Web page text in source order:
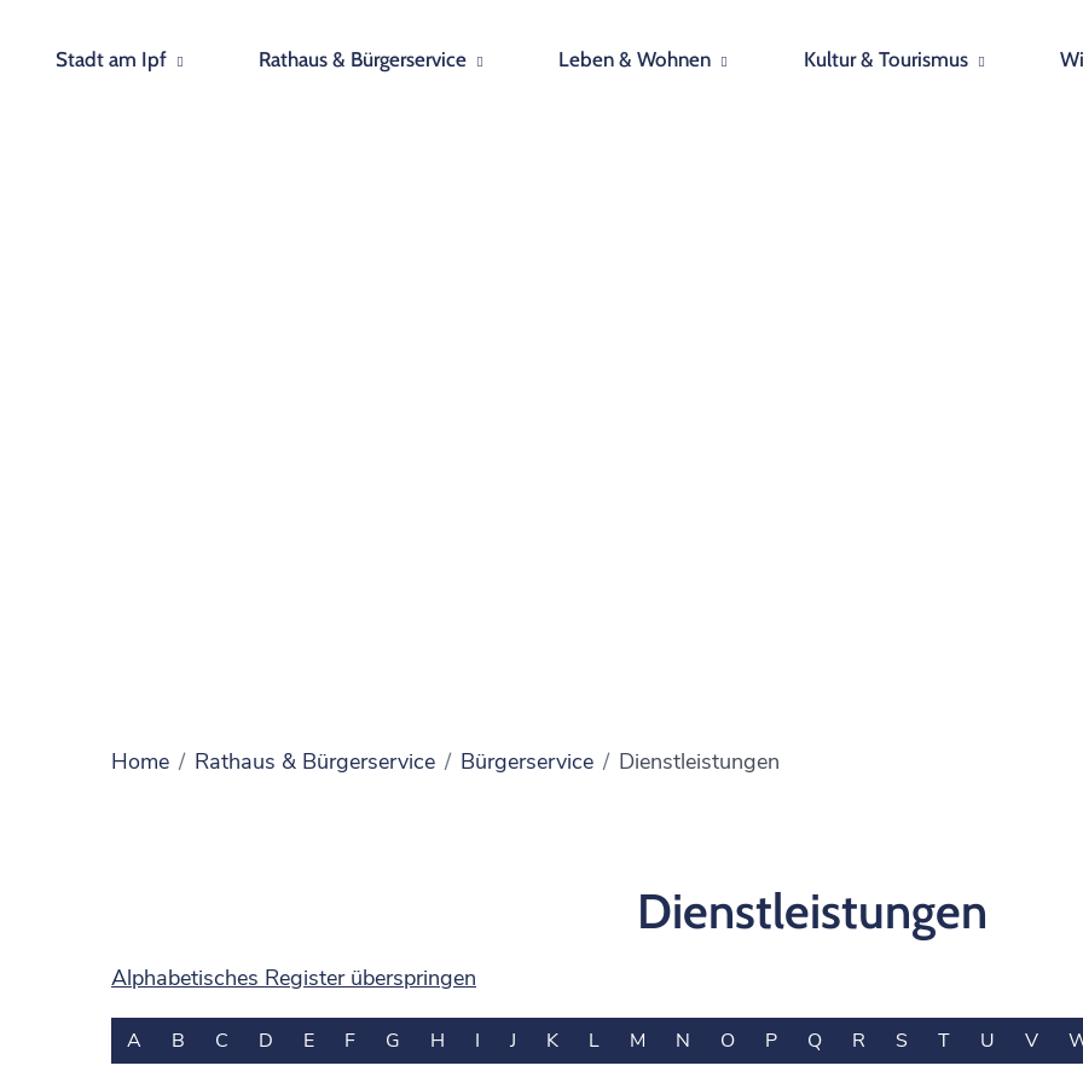
Stadt am Ipf Rathaus & Bürgerservice Leben & Wohnen Kultur & Tourismus
Home Rathaus & Bürgerservice Bürgerservice Dienstleistungen
Dienstleistungen
Alphabetisches Register überspringen
A B C D E F G H I J K L M N O P Q R S T U V